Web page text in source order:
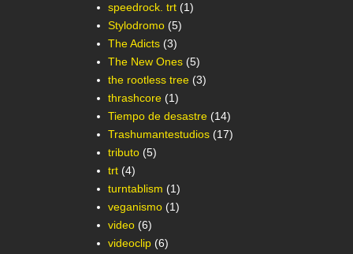
speedrock. trt (1)
Stylodromo (5)
The Adicts (3)
The New Ones (5)
the rootless tree (3)
thrashcore (1)
Tiempo de desastre (14)
Trashumantestudios (17)
tributo (5)
trt (4)
turntablism (1)
veganismo (1)
video (6)
videoclip (6)